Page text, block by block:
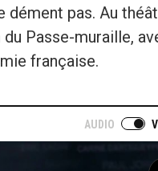
dément pas. Au
Passe-muraille,
française.
AUDIO